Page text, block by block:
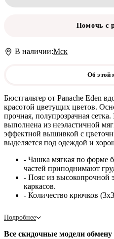
Помочь с
В наличии:Мск
Об этой
Бюстгальтер от Panache Eden
красотой цветущих цветов.
прочная, полупрозрачная
выполнена из неэластичной
эффектной вышивкой с
выделяется под одеждой и
- Чашка мягкая по форме
частей приподнимают
- Пояс из высокопрочной
каркасов.
- Количество крючков
Подробнее
Все скидочные модели обмену